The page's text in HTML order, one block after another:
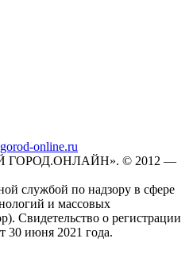
online.ru
© 2012 —
службой по надзору в сфере
и массовых
Свидетельство о регистрации
июня 2021 года.